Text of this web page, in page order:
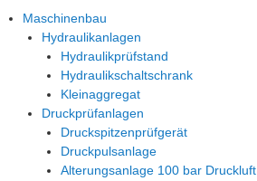
Maschinenbau
Hydraulikanlagen
Hydraulikprüfstand
Hydraulikschaltschrank
Kleinaggregat
Druckprüfanlagen
Druckspitzenprüfgerät
Druckpulsanlage
Alterungsanlage 100 bar Druckluft